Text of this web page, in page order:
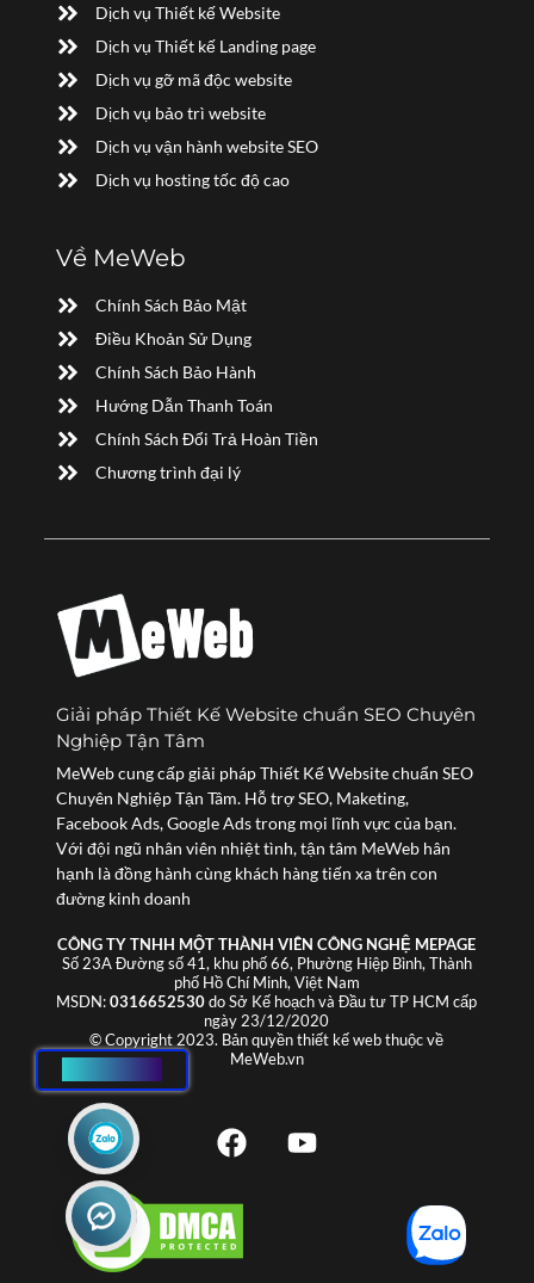
Dịch vụ Thiết kế Website
Dịch vụ Thiết kế Landing page
Dịch vụ gỡ mã độc website
Dịch vụ bảo trì website
Dịch vụ vận hành website SEO
Dịch vụ hosting tốc độ cao
Về MeWeb
Chính Sách Bảo Mật
Điều Khoản Sử Dụng
Chính Sách Bảo Hành
Hướng Dẫn Thanh Toán
Chính Sách Đổi Trả Hoàn Tiền
Chương trình đại lý
Giải pháp Thiết Kế Website chuẩn SEO Chuyên
Nghiệp Tận Tâm
MeWeb cung cấp giải pháp Thiết Kế Website chuẩn SEO
Chuyên Nghiệp Tận Tâm. Hỗ trợ SEO, Maketing,
Facebook Ads, Google Ads trong mọi lĩnh vực của bạn.
Với đội ngũ nhân viên nhiệt tình, tận tâm MeWeb hân
hạnh là đồng hành cùng khách hàng tiến xa trên con
đường kinh doanh
CÔNG TY TNHH MỘT THÀNH VIÊN CÔNG NGHỆ MEPAGE
Số 23A Đường số 41, khu phố 66, Phường Hiệp Bình, Thành
phố Hồ Chí Minh, Việt Nam
MSDN:0316652530do Sở Kế hoạch và Đầu tư TP HCM cấp
ngày 23/12/2020
© Copyright 2023. Bản quyền thiết kế web thuộc về
MeWeb.vn